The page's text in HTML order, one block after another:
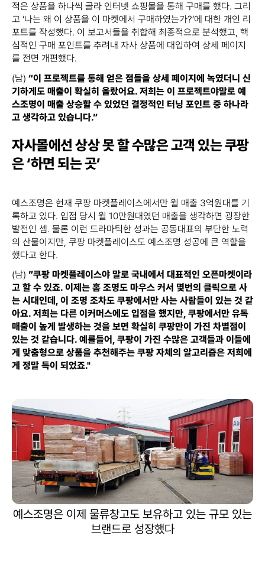
적은 상품을 하나씩 골라 인터넷 쇼핑몰을 통해 구매를 했다. 그리
고 ‘나는 왜 이 상품을 이 마켓에서 구매하였는가?’에 대한 개인 리
포트를 작성했다. 이 보고서들을 취합해 최종적으로 분석했고, 핵
심적인 구매 포인트를 추려내 자사 상품에 대입하여 상세 페이지
를 전면 개편했다.
(남) “이 프로젝트를 통해 얻은 점들을 상세 페이지에 녹였더니 신
기하게도 매출이 확실히 올랐어요. 저희는 이 프로젝트야말로 예
스조명이 매출 상승할 수 있었던 결정적인 터닝 포인트 중 하나라
고 생각하고 있습니다.”
자사몰에선 상상 못 할 수많은 고객 있는 쿠팡
은 ‘하면 되는 곳’
예스조명은 현재 쿠팡 마켓플레이스에서만 월 매출 3억원대를 기
록하고 있다. 입점 당시 월 10만원대였던 매출을 생각하면 굉장한
발전인 셈. 물론 이런 드라마틱한 성과는 공동대표의 부단한 노력
의 산물이지만, 쿠팡 마켓플레이스도 예스조명 성공에 큰 역할을
했다고 한다.
(남) ”쿠팡 마켓플레이스야 말로 국내에서 대표적인 오픈마켓이라
고 할 수 있죠. 이제는 홈 조명도 마우스 커서 몇번의 클릭으로 사
는 시대인데, 이 조명 조차도 쿠팡에서만 사는 사람들이 있는 것 같
아요. 저희는 다른 이커머스에도 입점을 했지만, 쿠팡에서만 유독
매출이 높게 발생하는 것을 보면 확실히 쿠팡만이 가진 차별점이
있는 것 같습니다. 예를들어, 쿠팡이 가진 수많은 고객들과 이들에
게 맞춤형으로 상품을 추천해주는 쿠팡 자체의 알고리즘은 저희에
게 정말 득이 되었죠."
예스조명은 이제 물류창고도 보유하고 있는 규모 있는
브랜드로 성장했다